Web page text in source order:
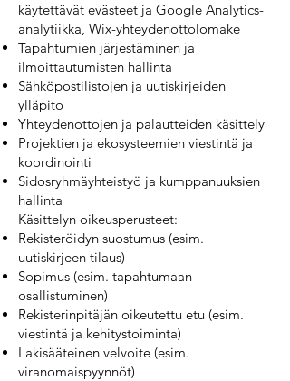
käytettävät evästeet ja Google Analytics-
analytiikka, Wix-yhteydenottolomake
Tapahtumien järjestäminen ja
ilmoittautumisten hallinta
Sähköpostilistojen ja uutiskirjeiden
ylläpito
Yhteydenottojen ja palautteiden käsittely
Projektien ja ekosysteemien viestintä ja
koordinointi
Sidosryhmäyhteistyö ja kumppanuuksien
hallinta
Käsittelyn oikeusperusteet:
Rekisteröidyn suostumus (esim.
uutiskirjeen tilaus)
Sopimus (esim. tapahtumaan
osallistuminen)
Rekisterinpitäjän oikeutettu etu (esim.
viestintä ja kehitystoiminta)
Lakisääteinen velvoite (esim.
viranomaispyynnöt)